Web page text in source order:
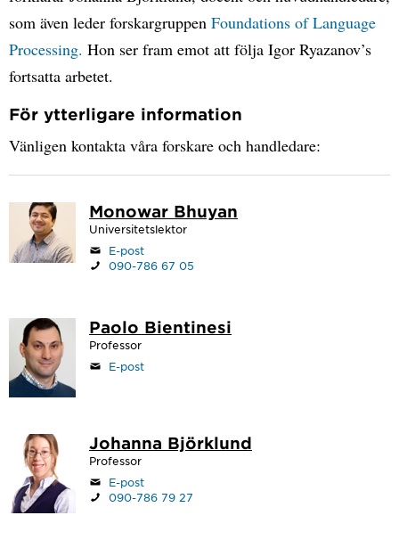
som även leder forskargruppen Foundations of Language
Processing. Hon ser fram emot att följa Igor Ryazanov’s
fortsatta arbetet.
För ytterligare information
Vänligen kontakta våra forskare och handledare:
Monowar Bhuyan
Universitetslektor
E-post
090-786 67 05
Paolo Bientinesi
Professor
E-post
Johanna Björklund
Professor
E-post
090-786 79 27